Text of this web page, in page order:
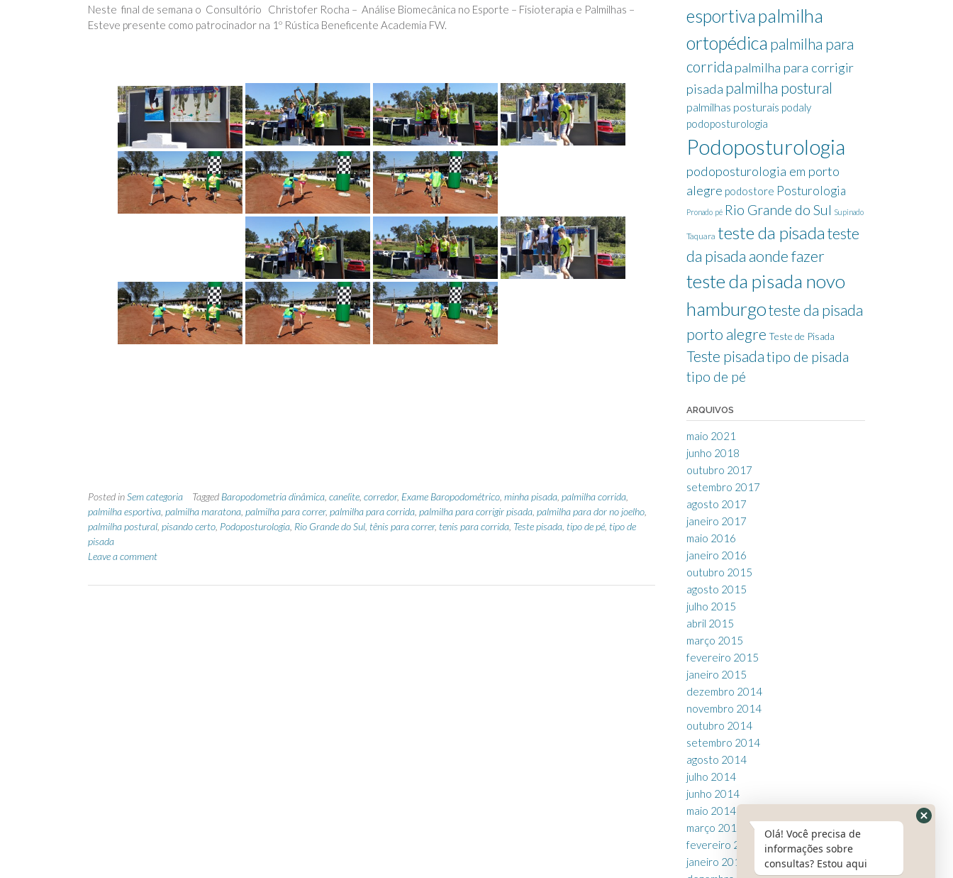
Neste final de semana o Consultório Christofer Rocha – Análise Biomecânica no Esporte – Fisioterapia e Palmilhas –
Esteve presente como patrocinador na 1º Rústica Beneficente Academia FW.
Posted inSem categoria Tagged Baropodometria dinâmica, canelite, corredor, Exame Baropodométrico, minha pisada, palmilha corrida,
palmilha esportiva, palmilha maratona, palmilha para correr, palmilha para corrida, palmilha para corrigir pisada, palmilha para dor no joelho,
palmilha postural, pisando certo, Podoposturologia, Rio Grande do Sul, tênis para correr, tenis para corrida, Teste pisada, tipo de pé, tipo de
pisada
Leave a comment
esportiva palmilha
ortopédica palmilha para
corrida palmilha para corrigir
pisada palmilha postural
palmilhas posturais podaly
podoposturologia
Podoposturologia
podoposturologia em porto
alegre podostore Posturologia
Pronado pé Rio Grande do Sul Supinado
Taquara teste da pisadateste
da pisada aonde fazer
teste da pisada novo
hamburgoteste da pisada
porto alegre Teste de Pisada
Teste pisadatipo de pisada
tipo de pé
ARQUIVOS
maio 2021
junho 2018
outubro 2017
setembro 2017
agosto 2017
janeiro 2017
maio 2016
janeiro 2016
outubro 2015
agosto 2015
julho 2015
abril 2015
março 2015
fevereiro 2015
janeiro 2015
dezembro 2014
novembro 2014
outubro 2014
setembro 2014
agosto 2014
julho 2014
junho 2014
maio 2014
março 2014
fevereiro 2014
janeiro 2014
Olá! Você precisa de
informações sobre
consultas? Estou aqui